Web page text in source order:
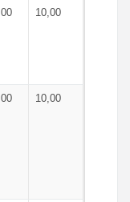
10,00
10,00